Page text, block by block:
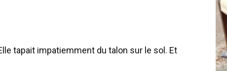
tapait impatiemment du talon sur le sol. Et